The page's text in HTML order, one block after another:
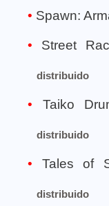
Spawn:
Street
distribuido
Taiko
distribuido
Tales of
distribuido